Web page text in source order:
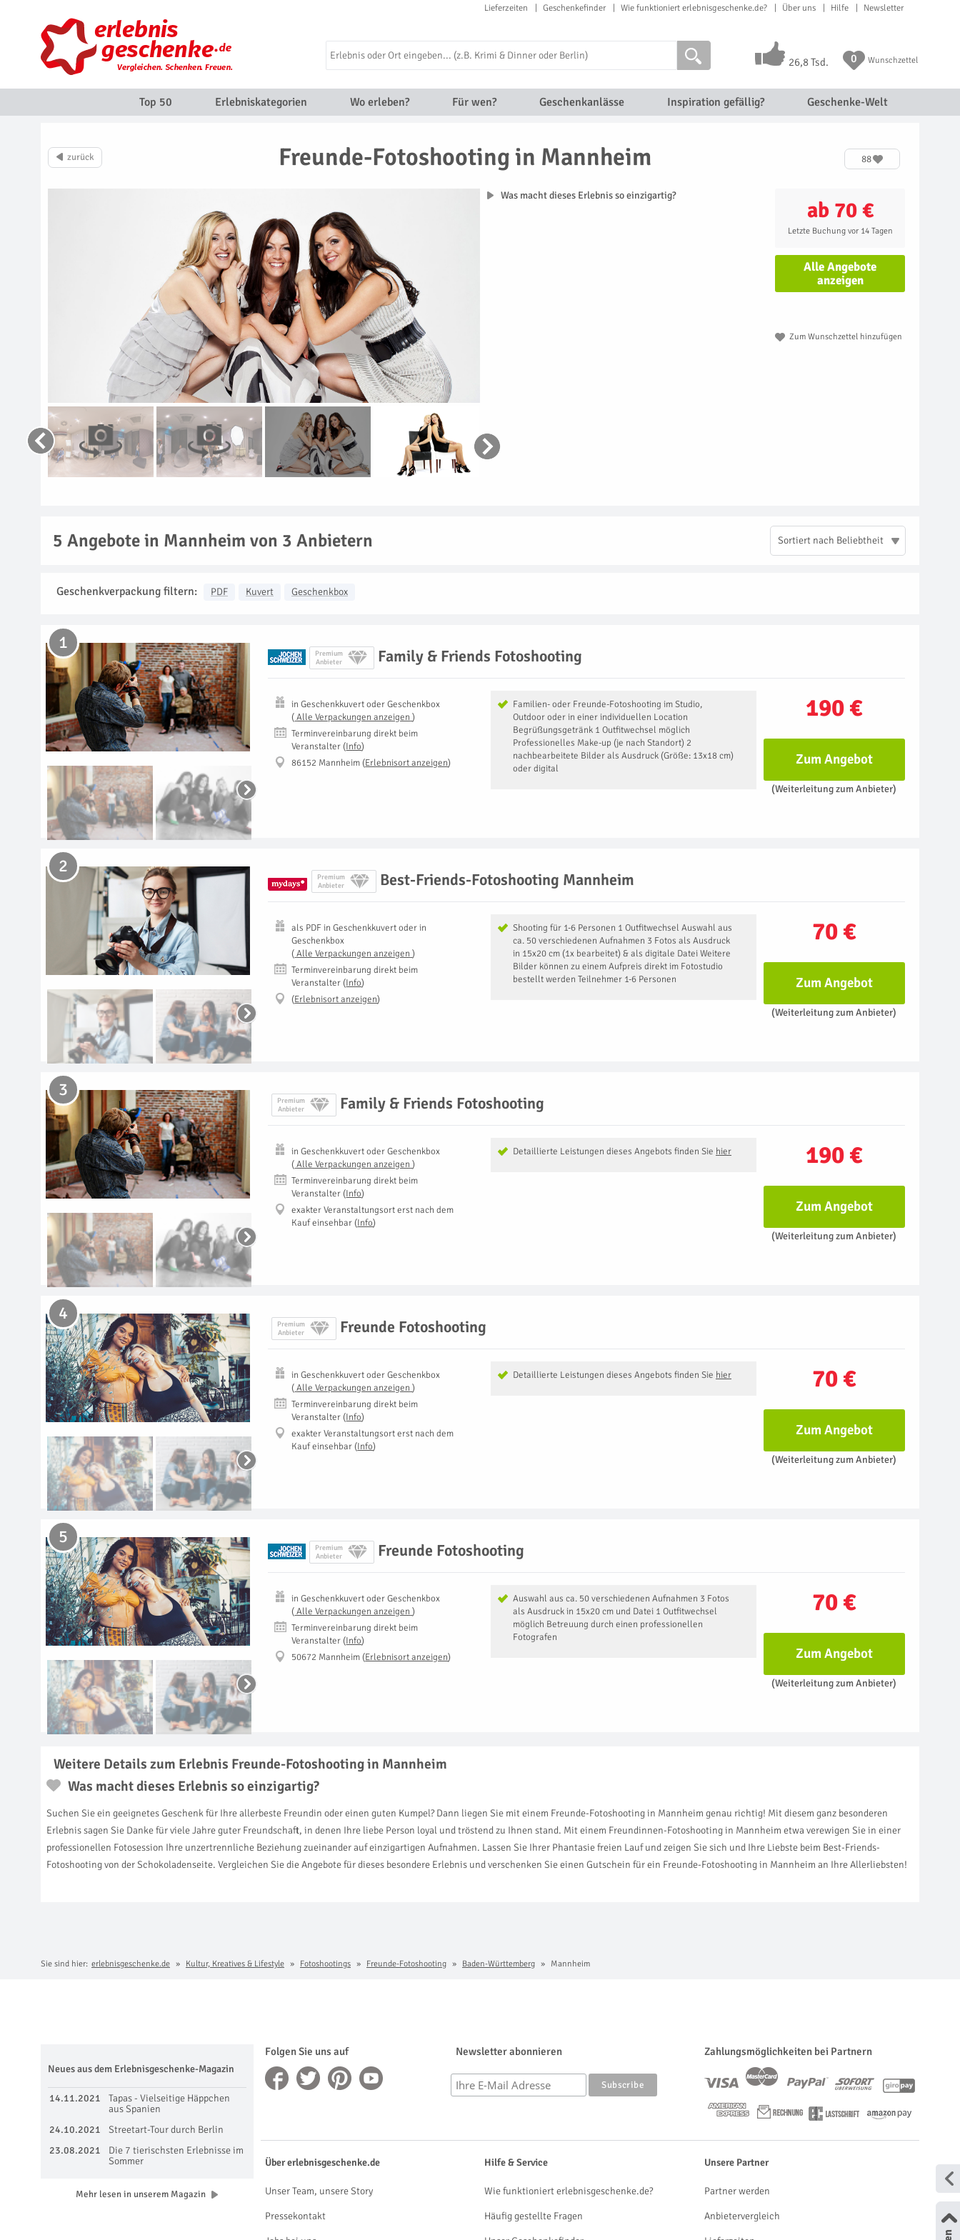
Lieferzeiten Geschenkefinder Wie funktioniert erlebnisgeschenke.de? Über uns Hilfe Newsletter
26,8 Tsd. 0 Wunschzettel
Top 50 Erlebniskategorien Wo erleben? Für wen? Geschenkanlässe Inspiration gefällig? Geschenke-Welt
Freunde-Fotoshooting in Mannheim 88
ab 70 €
Letzte Buchung vor 14 Tagen
Alle Angebote
anzeigen
Zum Wunschzettel hinzufügen
Was macht dieses Erlebnis so einzigartig?
5 Angebote in Mannheim von 3 Anbietern Sortiert nach Beliebtheit
Geschenkverpackung filtern: PDF Kuvert Geschenkbox
Premium
Anbieter
Family & Friends Fotoshooting
1
190 €
Familien- oder Freunde-Fotoshooting im Studio,
Outdoor oder in einer individuellen Location
Begrüßungsgetränk 1 Outfitwechsel möglich
Professionelles Make-up (je nach Standort) 2
nachbearbeitete Bilder als Ausdruck (Größe: 13x18 cm)
oder digital
inGeschenkkuvert oder Geschenkbox
( Alle Verpackungen anzeigen )
Terminvereinbarung direkt beim
Veranstalter (Info)
86152 Mannheim (Erlebnisort anzeigen) Zum Angebot
(Weiterleitung zum Anbieter)
Premium
Anbieter
Best-Friends-Fotoshooting Mannheim
2
70 €
Shooting für 1-6 Personen 1 Outfitwechsel Auswahl aus
ca. 50 verschiedenen Aufnahmen 3 Fotos als Ausdruck
in 15x20 cm (1x bearbeitet) & als digitale Datei Weitere
Bilder können zu einem Aufpreis direkt im Fotostudio
bestellt werden Teilnehmer 1-6 Personen
als PDFinGeschenkkuvert oder in
Geschenkbox
( Alle Verpackungen anzeigen )
Terminvereinbarung direkt beim
Veranstalter (Info)
(Erlebnisort anzeigen)
Zum Angebot
(Weiterleitung zum Anbieter)
Premium
Anbieter
Family & Friends Fotoshooting
3
190 €
Detaillierte Leistungen dieses Angebots finden Sie hier
inGeschenkkuvert oder Geschenkbox
( Alle Verpackungen anzeigen )
Terminvereinbarung direkt beim
Veranstalter (Info)
exakter Veranstaltungsort erst nach dem
Kauf einsehbar (Info)
Zum Angebot
(Weiterleitung zum Anbieter)
Premium
Anbieter
Freunde Fotoshooting
4
70 €
Detaillierte Leistungen dieses Angebots finden Sie hier
inGeschenkkuvert oder Geschenkbox
( Alle Verpackungen anzeigen )
Terminvereinbarung direkt beim
Veranstalter (Info)
exakter Veranstaltungsort erst nach dem
Kauf einsehbar (Info)
Zum Angebot
(Weiterleitung zum Anbieter)
Premium
Anbieter
Freunde Fotoshooting
5
70 €
Auswahl aus ca. 50 verschiedenen Aufnahmen 3 Fotos
als Ausdruck in 15x20 cm und Datei 1 Outfitwechsel
möglich Betreuung durch einen professionellen
Fotografen
inGeschenkkuvert oder Geschenkbox
( Alle Verpackungen anzeigen )
Terminvereinbarung direkt beim
Veranstalter (Info)
50672 Mannheim (Erlebnisort anzeigen) Zum Angebot
(Weiterleitung zum Anbieter)
Weitere Details zum Erlebnis Freunde-Fotoshooting in Mannheim
Was macht dieses Erlebnis so einzigartig?
Suchen Sie ein geeignetes Geschenk für Ihre allerbeste Freundin oder einen guten Kumpel? Dann liegen Sie mit einem Freunde-Fotoshooting in Mannheim genau richtig! Mit diesem ganz besonderen
Erlebnis sagen Sie Danke für viele Jahre guter Freundschaft, in denen Ihre liebe Person loyal und tröstend zu Ihnen stand. Mit einem Freundinnen-Fotoshooting in Mannheim etwa verewigen Sie in einer
professionellen Fotosession Ihre unzertrennliche Beziehung zueinander auf einzigartigen Aufnahmen. Lassen Sie Ihrer Phantasie freien Lauf und zeigen Sie sich und Ihre Liebste beim Best-Friends-
Fotoshooting von der Schokoladenseite. Vergleichen Sie die Angebote für dieses besondere Erlebnis und verschenken Sie einen Gutschein für ein Freunde-Fotoshooting in Mannheim an Ihre Allerliebsten!
Sie sind hier: erlebnisgeschenke.de Kultur, Kreatives & Lifestyle Fotoshootings Freunde-Fotoshooting Baden-Württemberg Mannheim
Folgen Sie uns auf Newsletter abonnieren Zahlungsmöglichkeiten bei Partnern
Neues aus dem Erlebnisgeschenke-Magazin
14.11.2021
Tapas - Vielseitige Häppchen
aus Spanien
24.10.2021
Streetart-Tour durch Berlin
23.08.2021
Die 7 tierischsten Erlebnisse im
Sommer
Mehr lesen in unserem Magazin
Über erlebnisgeschenke.de
Unser Team, unsere Story
Pressekontakt
Hilfe & Service
Wie funktioniert erlebnisgeschenke.de?
Häufig gestellte Fragen
Unsere Partner
Partner werden
Anbietervergleich